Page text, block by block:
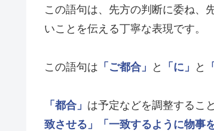
この語句は、先方の判断に委ね、
いことを伝える丁寧な表現です。
この語句は 「ご都合」 と 「に」 と
「都合」 は予定などを調整するこ
致させる」
「一致するように物事